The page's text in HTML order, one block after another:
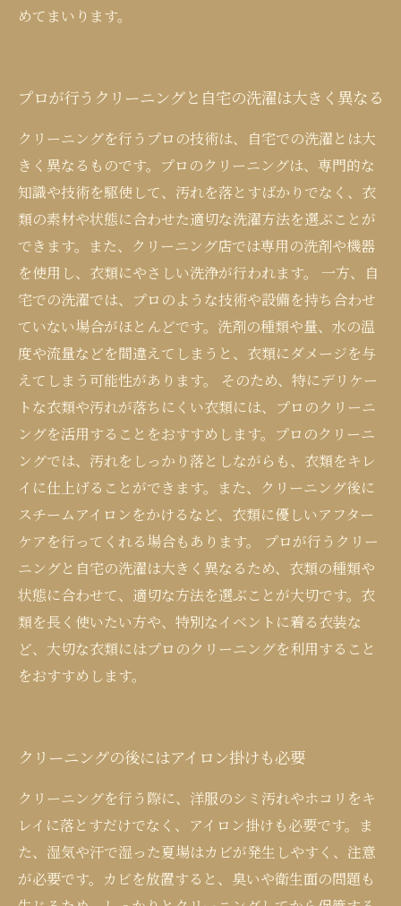
めてまいります。
プロが行うクリーニングと自宅の洗濯は大きく異なる
クリーニングを行うプロの技術は、自宅での洗濯とは大
きく異なるものです。プロのクリーニングは、専門的な
知識や技術を駆使して、汚れを落とすばかりでなく、衣
類の素材や状態に合わせた適切な洗濯方法を選ぶことが
できます。また、クリーニング店では専用の洗剤や機器
を使用し、衣類にやさしい洗浄が行われます。 一方、自
宅での洗濯では、プロのような技術や設備を持ち合わせ
ていない場合がほとんどです。洗剤の種類や量、水の温
度や流量などを間違えてしまうと、衣類にダメージを与
えてしまう可能性があります。 そのため、特にデリケー
トな衣類や汚れが落ちにくい衣類には、プロのクリーニ
ングを活用することをおすすめします。プロのクリーニ
ングでは、汚れをしっかり落としながらも、衣類をキレ
イに仕上げることができます。また、クリーニング後に
スチームアイロンをかけるなど、衣類に優しいアフター
ケアを行ってくれる場合もあります。 プロが行うクリー
ニングと自宅の洗濯は大きく異なるため、衣類の種類や
状態に合わせて、適切な方法を選ぶことが大切です。衣
類を長く使いたい方や、特別なイベントに着る衣装な
ど、大切な衣類にはプロのクリーニングを利用すること
をおすすめします。
クリーニングの後にはアイロン掛けも必要
クリーニングを行う際に、洋服のシミ汚れやホコリをキ
レイに落とすだけでなく、アイロン掛けも必要です。ま
た、湿気や汗で湿った夏場はカビが発生しやすく、注意
が必要です。カビを放置すると、臭いや衛生面の問題も